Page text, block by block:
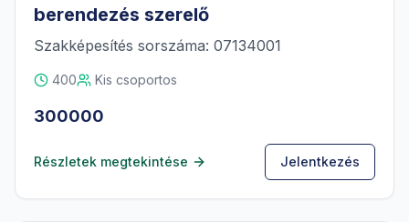
berendezés szerelő
Szakképesítés sorszáma: 07134001
400 Kis csoportos
300000
Részletek megtekintése Jelentkezés